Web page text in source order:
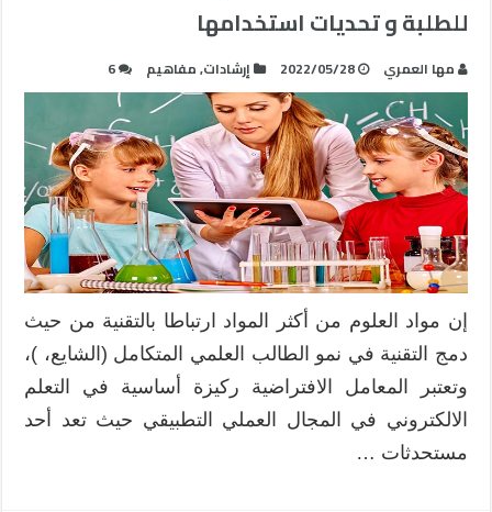
للطلبة و تحديات استخدامها
مها العمري 2022/05/28 إرشادات,مفاهيم 6
إن مواد العلوم من أكثر المواد ارتباطا بالتقنية من حيث
دمج التقنية في نمو الطالب العلمي المتكامل (الشايع، )،
وتعتبر المعامل الافتراضية ركيزة أساسية في التعلم
الالكتروني في المجال العملي التطبيقي حيث تعد أحد
مستحدثات …